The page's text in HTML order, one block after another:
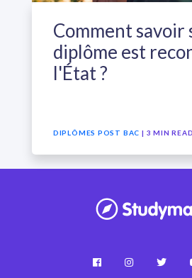
Comment savoir
diplôme est
l'État ?
DIPLÔMES POST BAC | 3 MIN READ